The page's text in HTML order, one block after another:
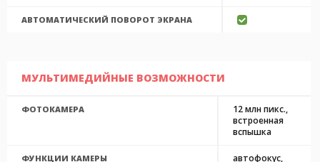
АВТОМАТИЧЕСКИЙ ПОВОРОТ ЭКРАНА
МУЛЬТИМЕДИЙНЫЕ ВОЗМОЖНОСТИ
ФОТОКАМЕРА
12 млн пикс.,
встроенная
вспышка
ФУНКЦИИ КАМЕРЫ автофокус,